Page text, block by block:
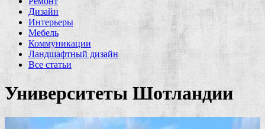
Дизайн
Интерьеры
Мебель
Коммуникации
Ландшафтный дизайн
Все статьи
Университеты Шотландии